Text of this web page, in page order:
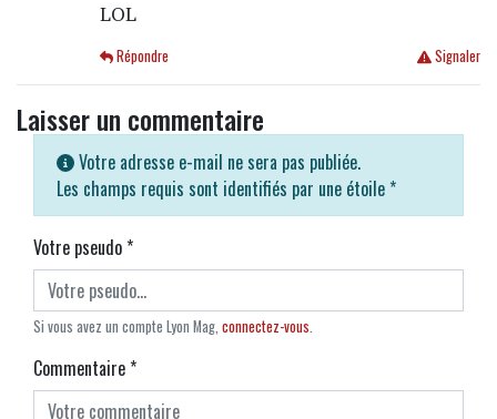
LOL
Signaler
Répondre
Laisser un commentaire
Votre adresse e-mail ne sera pas publiée.
Les champs requis sont identifiés par une étoile *
Votre pseudo*
Si vous avez un compte Lyon Mag, connectez-vous.
Commentaire*